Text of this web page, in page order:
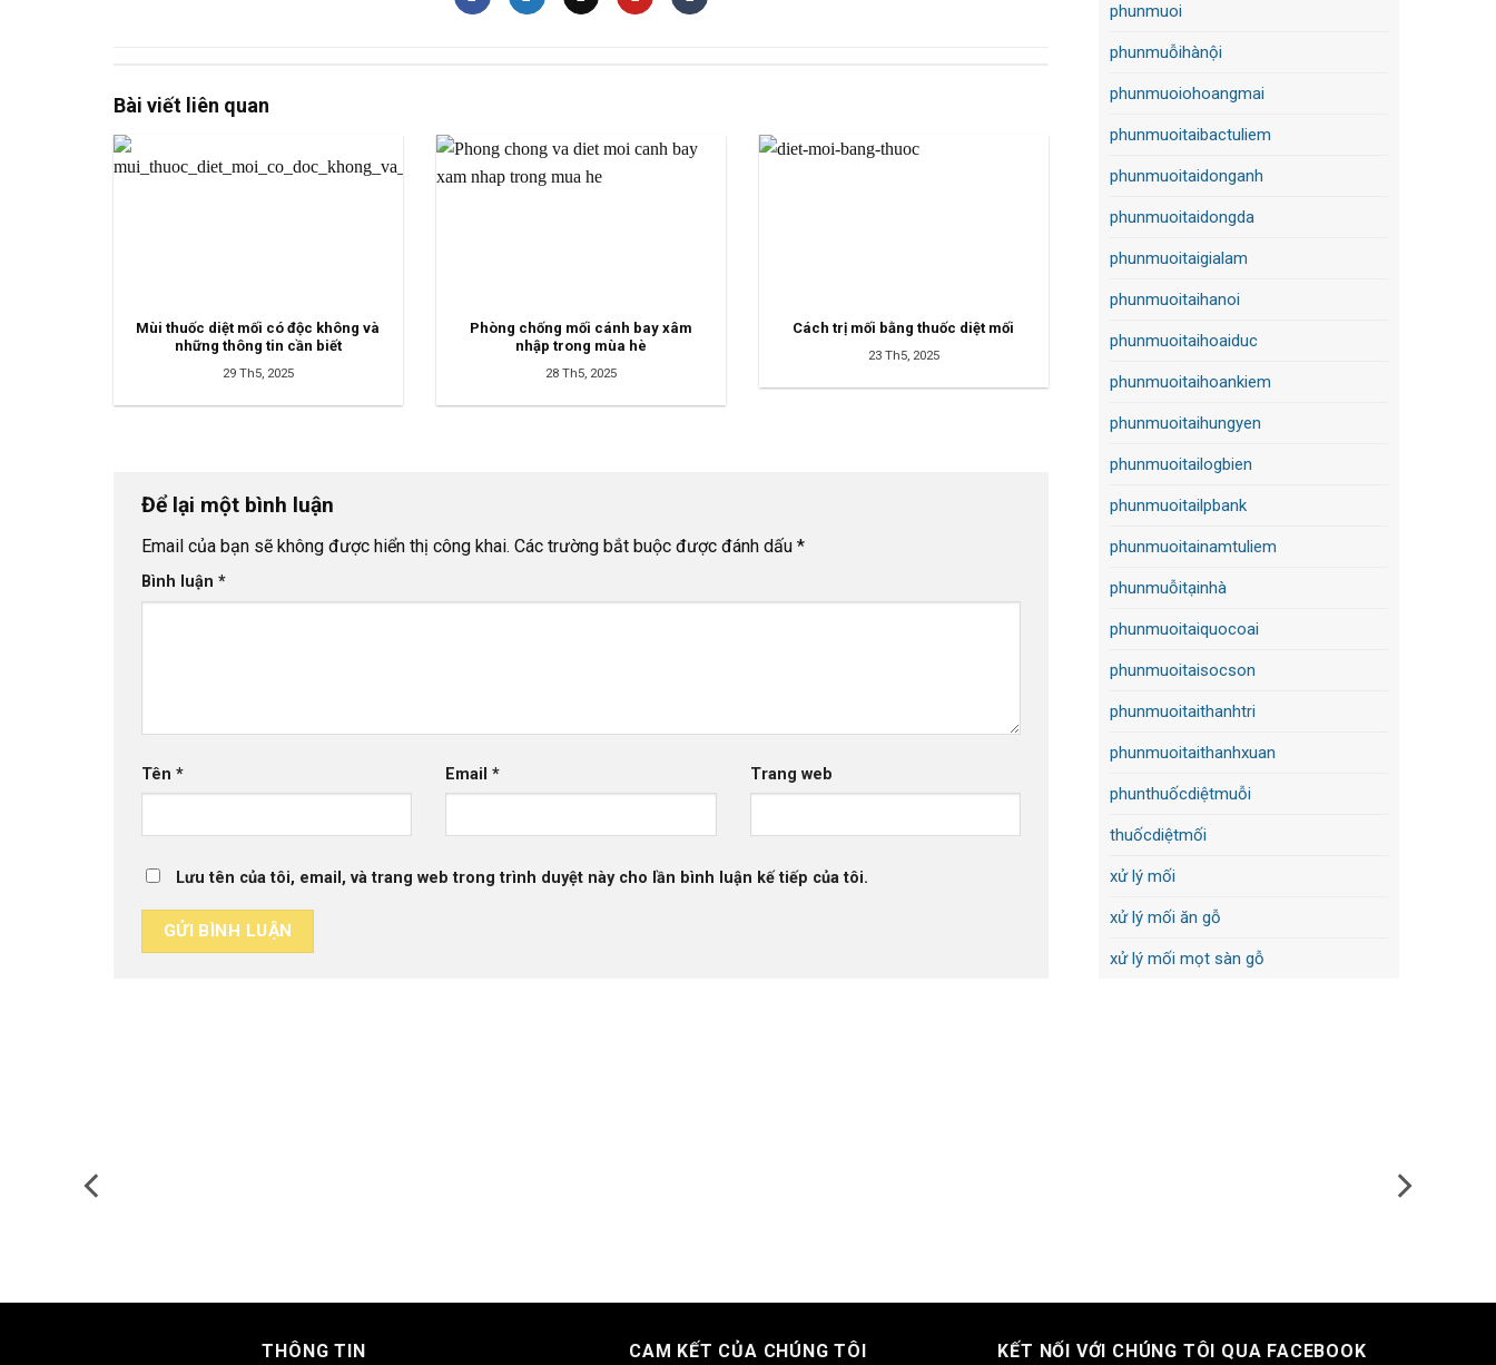
Bài viết liên quan
Mùi thuốc diệt mối có độc không và
những thông tin cần biết
29 Th5, 2025
Phòng chống mối cánh bay xâm
nhập trong mùa hè
28 Th5, 2025
Cách trị mối bằng thuốc diệt mối
23 Th5, 2025
Để lại một bình luận
Email của bạn sẽ không được hiển thị công khai. Các trường bắt buộc được đánh dấu *
Bình luận *
Tên * Email* Trang web
Lưu tên của tôi, email, và trang web trong trình duyệt này cho lần bình luận kế tiếp của tôi.
phunmuoi
phunmuỗihànội
phunmuoiohoangmai
phunmuoitaibactuliem
phunmuoitaidonganh
phunmuoitaidongda
phunmuoitaigialam
phunmuoitaihanoi
phunmuoitaihoaiduc
phunmuoitaihoankiem
phunmuoitaihungyen
phunmuoitailogbien
phunmuoitailpbank
phunmuoitainamtuliem
phunmuỗitạinhà
phunmuoitaiquocoai
phunmuoitaisocson
phunmuoitaithanhtri
phunmuoitaithanhxuan
phunthuốcdiệtmuỗi
thuốcdiệtmối
xử lý mối
xử lý mối ăn gỗ
xử lý mối mọt sàn gỗ
THÔNG TIN CAM KẾT CỦA CHÚNG TÔI KẾT NỐI VỚI CHÚNG TÔI QUA FACEBOOK